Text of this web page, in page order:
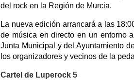
del rock en la Región de Murcia.
La nueva edición arrancará a las
de música en directo en un entorno
Junta Municipal y del Ayuntamiento
los organizadores y vecinos de la
Cartel de Luperock 5